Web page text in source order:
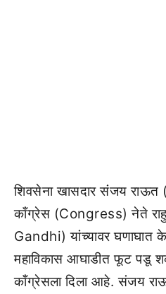
शिवसेना खासदार संजय
काँग्रेस (Congress) नेते
Gandhi) यांच्यावर घणाघात
महाविकास आघाडीत फूट पडू
काँग्रेसला दिला आहे. संजय